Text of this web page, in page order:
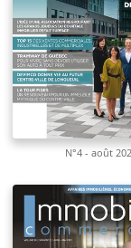
N°4 - août